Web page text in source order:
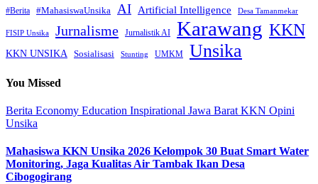
#Berita #MahasiswaUnsika AI Artificial Intelligence Desa Tamanmekar
FISIP Unsika Jurnalisme Jurnalistik AI Karawang KKN
KKN UNSIKA Sosialisasi Stunting UMKM Unsika
You Missed
Berita Economy Education Inspirational Jawa Barat KKN Opini
Unsika
Mahasiswa KKN Unsika 2026 Kelompok 30 Buat Smart Water
Monitoring, Jaga Kualitas Air Tambak Ikan Desa
Cibogogirang